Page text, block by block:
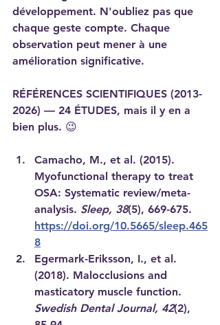
développement. N'oubliez pas que
chaque geste compte. Chaque
observation peut mener à une
amélioration significative.
RÉFÉRENCES SCIENTIFIQUES (2013-
2026) — 24 ÉTUDES, mais il y en a
bien plus. 😉
Camacho, M., et al. (2015).
Myofunctional therapy to treat
OSA: Systematic review/meta-
analysis. Sleep, 38(5), 669-675.
https://doi.org/10.5665/sleep.465
8
Egermark-Eriksson, I., et al.
(2018). Malocclusions and
masticatory muscle function.
Swedish Dental Journal, 42(2),